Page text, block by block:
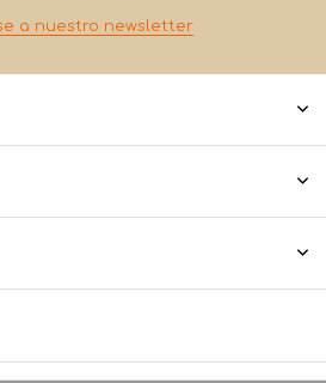
a nuestro newsletter